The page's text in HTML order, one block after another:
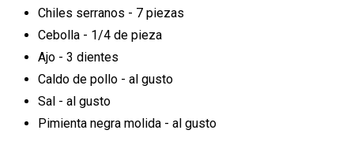
Chiles serranos - 7 piezas
Cebolla - 1/4 de pieza
Ajo - 3 dientes
Caldo de pollo - al gusto
Sal - al gusto
Pimienta negra molida - al gusto